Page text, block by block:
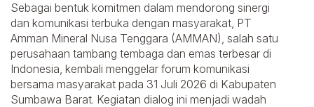
Sebagai bentuk komitmen dalam mendorong sinergi
dan komunikasi terbuka dengan masyarakat, PT
Amman Mineral Nusa Tenggara (AMMAN), salah satu
perusahaan tambang tembaga dan emas terbesar di
Indonesia, kembali menggelar forum komunikasi
bersama masyarakat pada 31 Juli 2026 di Kabupaten
Sumbawa Barat. Kegiatan dialog ini menjadi wadah